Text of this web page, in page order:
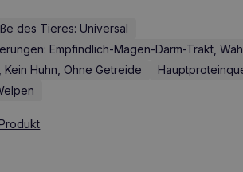
des Tieres: Universal
Empfindlich-Magen-Darm-Trakt,
Huhn, Ohne Getreide